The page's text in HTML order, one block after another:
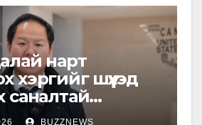
нарт
хэргийг шүүхэд
саналтай
байгууллагад
BUZZNEWS